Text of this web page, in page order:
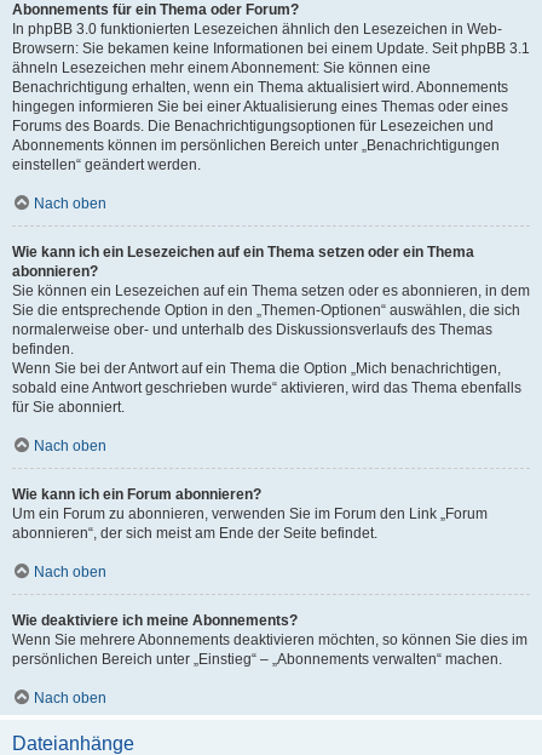
Abonnements für ein Thema oder Forum?
In phpBB 3.0 funktionierten Lesezeichen ähnlich den Lesezeichen in Web-
Browsern: Sie bekamen keine Informationen bei einem Update. Seit phpBB 3.1
ähneln Lesezeichen mehr einem Abonnement: Sie können eine
Benachrichtigung erhalten, wenn ein Thema aktualisiert wird. Abonnements
hingegen informieren Sie bei einer Aktualisierung eines Themas oder eines
Forums des Boards. Die Benachrichtigungsoptionen für Lesezeichen und
Abonnements können im persönlichen Bereich unter „Benachrichtigungen
einstellen“ geändert werden.
Nach oben
Wie kann ich ein Lesezeichen auf ein Thema setzen oder ein Thema
abonnieren?
Sie können ein Lesezeichen auf ein Thema setzen oder es abonnieren, in dem
Sie die entsprechende Option in den „Themen-Optionen“ auswählen, die sich
normalerweise ober- und unterhalb des Diskussionsverlaufs des Themas
befinden.
Wenn Sie bei der Antwort auf ein Thema die Option „Mich benachrichtigen,
sobald eine Antwort geschrieben wurde“ aktivieren, wird das Thema ebenfalls
für Sie abonniert.
Nach oben
Wie kann ich ein Forum abonnieren?
Um ein Forum zu abonnieren, verwenden Sie im Forum den Link „Forum
abonnieren“, der sich meist am Ende der Seite befindet.
Nach oben
Wie deaktiviere ich meine Abonnements?
Wenn Sie mehrere Abonnements deaktivieren möchten, so können Sie dies im
persönlichen Bereich unter „Einstieg“ – „Abonnements verwalten“ machen.
Nach oben
Dateianhänge